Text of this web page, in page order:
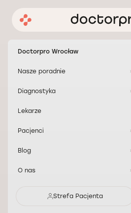
Doctorpro Wrocław
Nasze poradnie
Diagnostyka
Lekarze
Pacjenci
Blog
O nas
Strefa Pacjenta